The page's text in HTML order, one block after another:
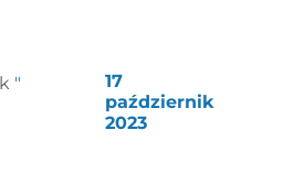
"
17
październik
2023